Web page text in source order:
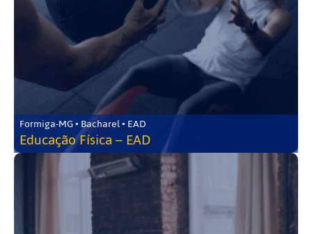
Formiga-MG • Bacharel • EAD
Educação Física – EAD